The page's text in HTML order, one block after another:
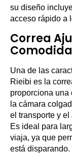
su diseño
acceso rápido a
Correa
Una de las
Rieibi es la
proporciona
la cámara
el transporte y el
Es ideal para
viaja, ya que
está disparando.